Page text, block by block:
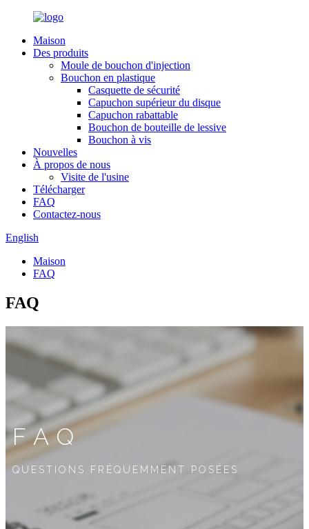
Maison
Des produits
Moule de bouchon d'injection
Bouchon en plastique
Casquette de sécurité
Capuchon supérieur du disque
Capuchon rabattable
Bouchon de bouteille de lessive
Bouchon à vis
Nouvelles
À propos de nous
Visite de l'usine
Télécharger
FAQ
Contactez-nous
English
Maison
FAQ
FAQ
FAQ
QUESTIONS FRÉQUEMMENT POSÉES